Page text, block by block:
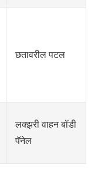
छतावरील पटल
लक्झरी वाहन बॉडी
पॅनेल